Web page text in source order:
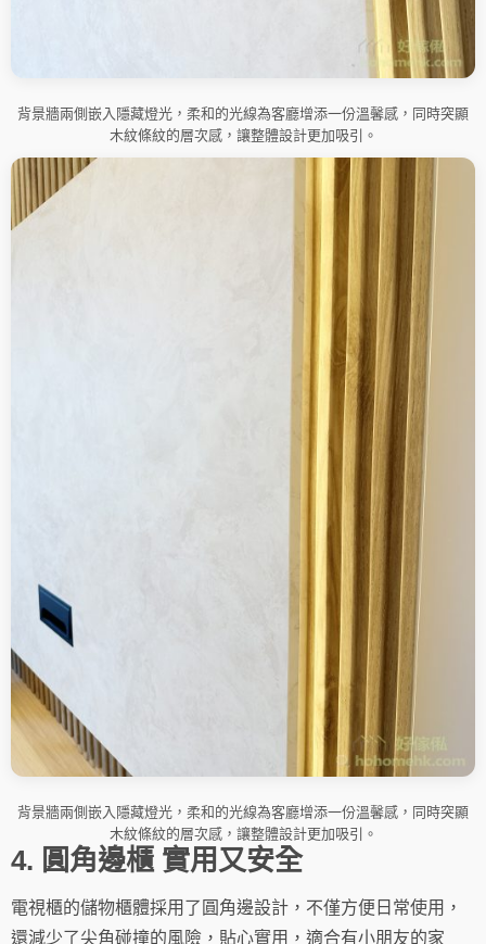
背景牆兩側嵌入隱藏燈光，柔和的光線為客廳增添一份溫馨感，同時突顯
木紋條紋的層次感，讓整體設計更加吸引。
背景牆兩側嵌入隱藏燈光，柔和的光線為客廳增添一份溫馨感，同時突顯
木紋條紋的層次感，讓整體設計更加吸引。
4. 圓角邊櫃 實用又安全
電視櫃的儲物櫃體採用了圓角邊設計，不僅方便日常使用，
還減少了尖角碰撞的風險，貼心實用，適合有小朋友的家